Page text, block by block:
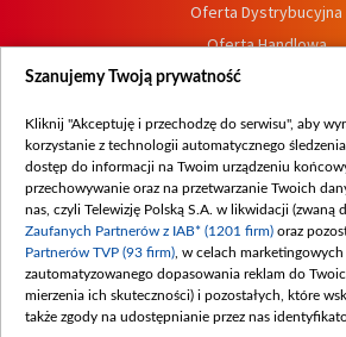
Oferta Dystrybucyjna
Oferta Handlowa
Dostępność
Procedura zgłoszeń
Szanujemy Twoją prywatność
Kliknij "Akceptuję i przechodzę do serwisu", aby
korzystanie z technologii automatycznego
dostęp do informacji na Twoim urządzeniu
przechowywanie oraz na przetwarzanie Twoich
nas, czyli Telewizję Polską S.A. w likwidacji (zwaną
Zaufanych Partnerów z IAB* (1201 firm) oraz
Partnerów TVP (93 firm) , w celach
zautomatyzowanego dopasowania reklam do
mierzenia ich skuteczności) i pozostałych, które
także zgody na udostępnianie przez nas